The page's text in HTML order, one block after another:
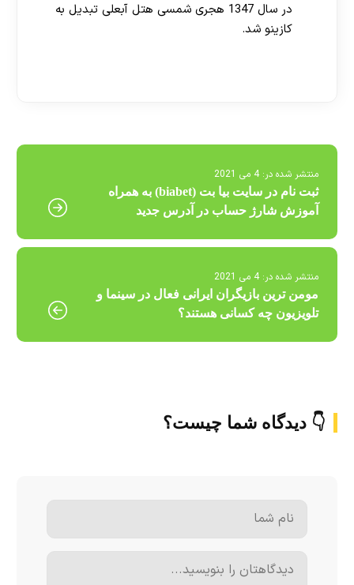
در سال 1347 هجری شمسی هتل آبعلی تبدیل به
کازینو شد.
منتشر شده در:4 می 2021
ثبت نام در سایت بیا بت (biabet) به همراه
آموزش شارژ حساب در آدرس جدید
منتشر شده در:4 می 2021
مومن ترین بازیگران ایرانی فعال در سینما و
تلویزیون چه کسانی هستند؟
👇 دیدگاه شما چیست؟